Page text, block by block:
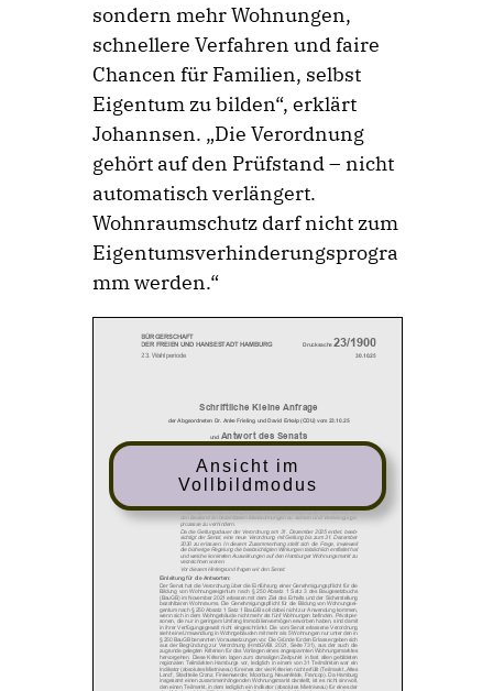
sondern mehr Wohnungen,
schnellere Verfahren und faire
Chancen für Familien, selbst
Eigentum zu bilden“, erklärt
Johannsen. „Die Verordnung
gehört auf den Prüfstand – nicht
automatisch verlängert.
Wohnraumschutz darf nicht zum
Eigentumsverhinderungsprogra
mm werden.“
Ansicht im
Vollbildmodus